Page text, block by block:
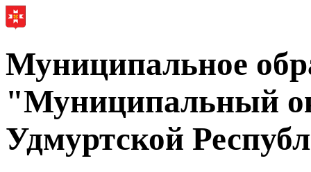
Муниципальное
"Муниципальный
Удмуртской